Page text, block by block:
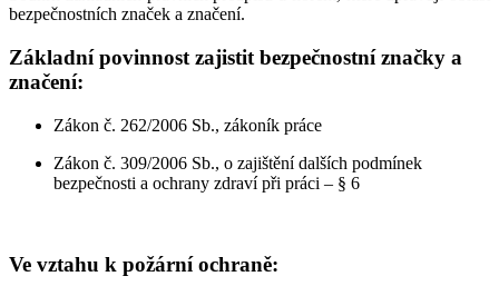
bezpečnostních značek a značení.
Základní povinnost zajistit bezpečnostní značky a
značení:
Zákon č. 262/2006 Sb., zákoník práce
Zákon č. 309/2006 Sb., o zajištění dalších podmínek
bezpečnosti a ochrany zdraví při práci – § 6
Ve vztahu k požární ochraně: